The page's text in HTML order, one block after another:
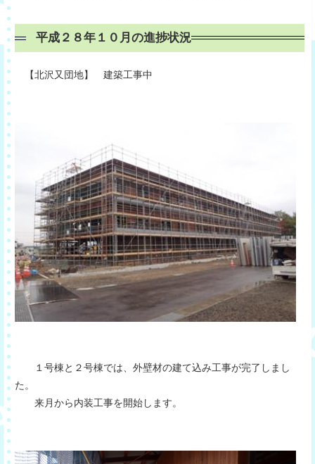
平成２８年１０月の進捗状況
【北沢又団地】 建築工事中
１号棟と２号棟では、外壁材の建て込み工事が完了しまし
た。
来月から内装工事を開始します。